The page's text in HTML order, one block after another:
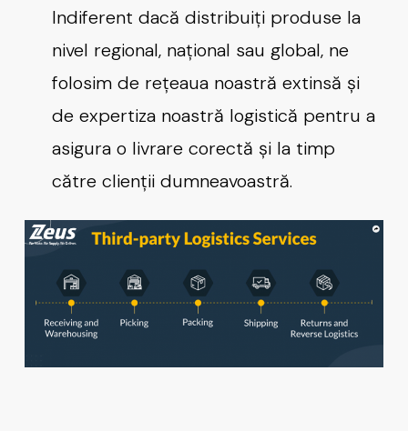
Indiferent dacă distribuiți produse la
nivel regional, național sau global, ne
folosim de rețeaua noastră extinsă și
de expertiza noastră logistică pentru a
asigura o livrare corectă și la timp
către clienții dumneavoastră.